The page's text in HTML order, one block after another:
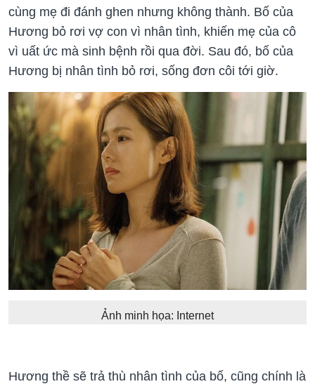
cùng mẹ đi đánh ghen nhưng không thành. Bố của
Hương bỏ rơi vợ con vì nhân tình, khiến mẹ của cô
vì uất ức mà sinh bệnh rồi qua đời. Sau đó, bố của
Hương bị nhân tình bỏ rơi, sống đơn côi tới giờ.
Ảnh minh họa: Internet
Hương thề sẽ trả thù nhân tình của bố, cũng chính là